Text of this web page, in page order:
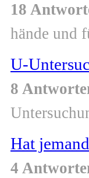
18
hände und
U-
8
Hat
4